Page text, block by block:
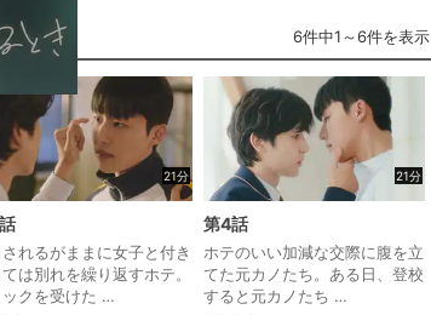
6件中1～6件を表示
21分
れるがままに女子と付き
は別れを繰り返すホテ。
ックを受けた …
21分
第4話
ホテのいい加減な交際に腹を立
てた元カノたち。ある日、登校
すると元カノたち …